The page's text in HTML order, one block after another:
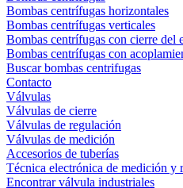
Bombas centrífugas horizontales
Bombas centrífugas verticales
Bombas centrífugas con cierre del
Bombas centrífugas con
Buscar bombas centrifugas
Contacto
Válvulas
Válvulas de cierre
Válvulas de regulación
Válvulas de medición
Accesorios de tuberías
Técnica electrónica de medición y
Encontrar válvula industriales